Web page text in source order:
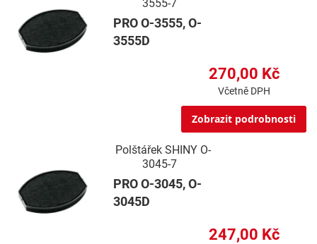
3555-7
PRO O-3555, O-
3555D
270,00 Kč
Včetně DPH
Zobrazit podrobnosti
Polštářek SHINY O-
3045-7
PRO O-3045, O-
3045D
247,00 Kč